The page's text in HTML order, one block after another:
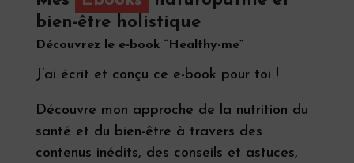
bien-être holistique
Découvrez le e-book “Healthy-me”
J’ai écrit et conçu ce e-book pour toi !
Découvre mon approche de la nutrition du
santé et du bien-être à travers des
contenus inédits, des conseils et astuces,